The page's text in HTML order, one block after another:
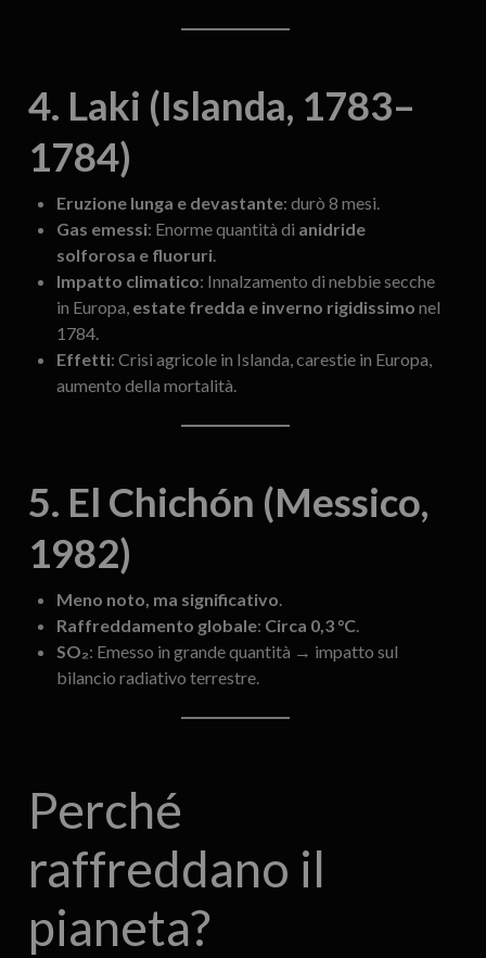
4. Laki (Islanda, 1783–
1784)
Eruzione lunga e devastante: durò 8 mesi.
Gas emessi: Enorme quantità di anidride
solforosa e fluoruri.
Impatto climatico: Innalzamento di nebbie secche
in Europa, estate fredda e inverno rigidissimo nel
1784.
Effetti: Crisi agricole in Islanda, carestie in Europa,
aumento della mortalità.
5. El Chichón (Messico,
1982)
Meno noto, ma significativo.
Raffreddamento globale: Circa 0,3 °C.
SO₂: Emesso in grande quantità → impatto sul
bilancio radiativo terrestre.
Perché
raffreddano il
pianeta?